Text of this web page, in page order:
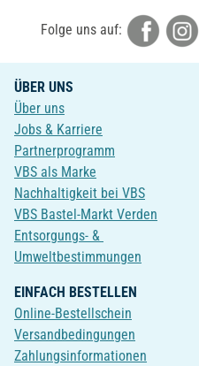
Folge uns auf:
ÜBER UNS
Über uns
Jobs & Karriere
Partnerprogramm
VBS als Marke
Nachhaltigkeit bei VBS
VBS Bastel-Markt Verden
Entsorgungs- &
Umweltbestimmungen
EINFACH BESTELLEN
Online-Bestellschein
Versandbedingungen
Zahlungsinformationen